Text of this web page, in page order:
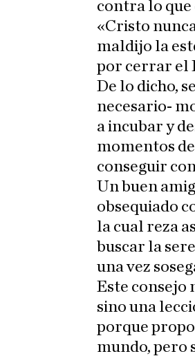
contra lo que
«Cristo
maldijo la
por cerrar el
De lo dicho,
necesario-
a incubar y
momentos
conseguir
Un buen
obsequiado
la cual reza
buscar la
una vez
Este consejo
sino una
porque
mundo, pero